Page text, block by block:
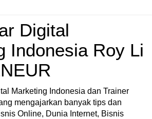
Digital
Indonesia Roy Li
Marketing Indonesia dan Trainer
mengajarkan banyak tips dan
Online, Dunia Internet, Bisnis